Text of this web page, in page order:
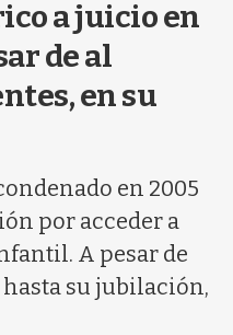
a juicio en
de al
en su
en 2005
por acceder a
A pesar de
su jubilación,